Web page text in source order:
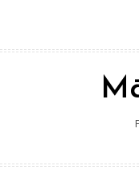
content